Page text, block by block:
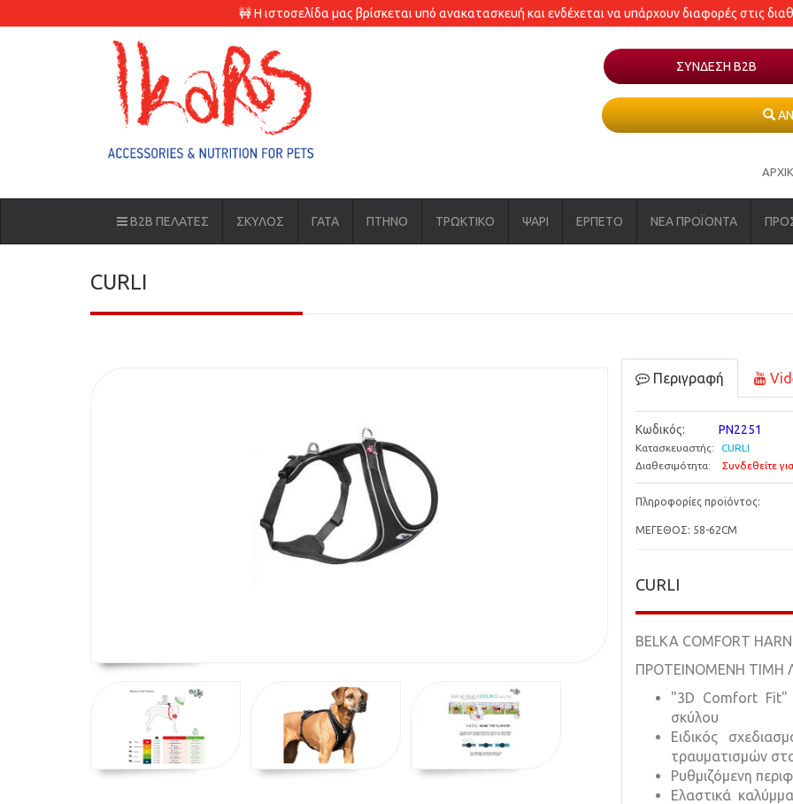
🚧 Η ιστοσελίδα μας βρίσκεται υπό ανακατασκευή και ενδέχεται να υπάρχουν διαφορές στις
ΣΥΝΔΕΣΗ Β2Β
B2B ΠΕΛΑΤΕΣ ΣΚΥΛΟΣ ΓΑΤΑ ΠΤΗΝΟ ΤΡΩΚΤΙΚΟ ΨΑΡΙ ΕΡΠΕΤΟ ΝΕΑ ΠΡΟΪΟΝΤΑ
CURLI
Περιγραφή
Κωδικός: PN2251
Κατασκευαστής:
CURLI
Διαθεσιμότητα:
Συνδεθείτε
Πληροφορίες προϊόντος:
ΜΕΓΕΘΟΣ: 58-62CM
CURLI
BELKA COMFORT
ΠΡΟΤΕΙΝΟΜΕΝΗ ΤΙΜΗ
"3D Comfort Fit"
σκύλου
Eιδικός
τραυματισμών
Ρυθμιζόμενη
Ελαστικά